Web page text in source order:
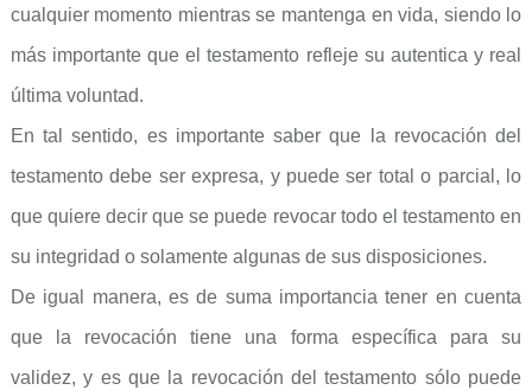
cualquier momento mientras se mantenga en vida, siendo lo
más importante que el testamento refleje su autentica y real
última voluntad.
En tal sentido, es importante saber que la revocación del
testamento debe ser expresa, y puede ser total o parcial, lo
que quiere decir que se puede revocar todo el testamento en
su integridad o solamente algunas de sus disposiciones.
De igual manera, es de suma importancia tener en cuenta
que la revocación tiene una forma específica para su
validez, y es que la revocación del testamento sólo puede